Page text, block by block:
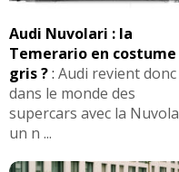
Arbres a cames:
arbres à c.)
VVT:VVT
Normes:Euro 5
Volant moteur:
Audi Nuvolari : la
Temerario en costume
gris ?: Audi revient donc
dans le monde des
supercars avec la
un n ...